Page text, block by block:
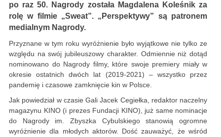
po raz 50. Nagrody została Magdalena Koleśnik za
rolę w filmie „Sweat”. „Perspektywy” są patronem
medialnym Nagrody.
Przyznane w tym roku wyróżnienie było wyjątkowe nie tylko ze
względu na swój jubileuszowy charakter. Odmiennie niż dotąd
nominowano do Nagrody filmy, które swoje premiery miały w
okresie ostatnich dwóch lat (2019-2021) – wszystko przez
pandemię i czasowe zamknięcie kin w Polsce.
Jak powiedział w czasie Gali Jacek Cegiełka, redaktor naczelny
magazynu KINO (i prezes Fundacji KINO), już same nominacje
do Nagrody im. Zbyszka Cybulskiego stanowią ogromne
wyróżnienie dla młodych aktorów. Dość zauważyć, że wśród